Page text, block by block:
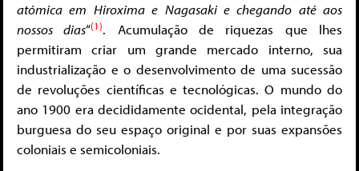
atómica em Hiroxima e Nagasaki e chegando até aos
nossos dias“(1). Acumulação de riquezas que lhes
permitiram criar um grande mercado interno, sua
industrialização e o desenvolvimento de uma sucessão
de revoluções científicas e tecnológicas. O mundo do
ano 1900 era decididamente ocidental, pela integração
burguesa do seu espaço original e por suas expansões
coloniais e semicoloniais.